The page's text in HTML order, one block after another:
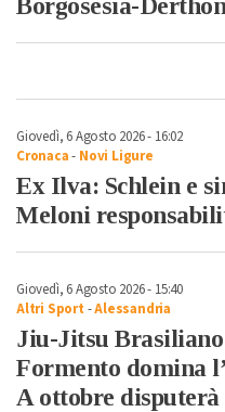
Borgosesia-
Giovedì, 6 Agosto 2026 - 16:02
Cronaca- Novi Ligure
Ex Ilva: Schlein e
Meloni
Giovedì, 6 Agosto 2026 - 15:40
Altri Sport -Alessandria
Jiu-Jitsu
Formento domina
A ottobre